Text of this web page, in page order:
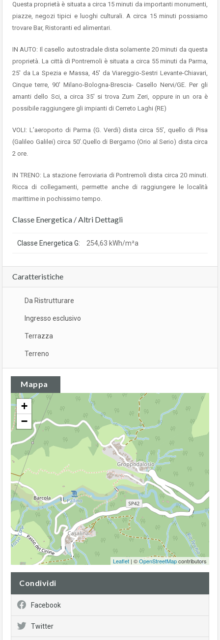
Questa proprietà è situata a circa 15 minuti da importanti monumenti,
piazze, negozi tipici e luoghi culturali. A circa 15 minuti possiamo
trovare Bar, Ristoranti ed alimentari.
IN AUTO: Il casello autostradale dista solamente 20 minuti da questa
proprietà. La città di Pontremoli è situata a circa 55 minuti da Parma,
25′ da La Spezia e Massa, 45′ da Viareggio-Sestri Levante-Chiavari,
Cinque terre, 90′ Milano-Bologna-Brescia- Casello Nervi/GE. Per gli
amanti dello Sci, a circa 35′ si trova Zum Zeri, oppure in un ora è
possibile raggiungere gli impianti di Cerreto Laghi (RE)
VOLI: L’aeroporto di Parma (G. Verdi) dista circa 55’, quello di Pisa
(Galileo Galilei) circa 50’.Quello di Bergamo (Orio al Serio) dista circa
2 ore.
IN TRENO: La stazione ferroviaria di Pontremoli dista circa 20 minuti.
Ricca di collegamenti, permette anche di raggiungere le località
marittime in pochissimo tempo.
Classe Energetica / Altri Dettagli
Classe Energetica G: 254,63 kWh/m²a
Caratteristiche
Da Ristrutturare
Ingresso esclusivo
Terrazza
Terreno
Mappa
+
−
Leaflet | ©OpenStreetMapcontributors
Condividi
Facebook
Twitter